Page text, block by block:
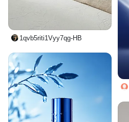
1qvb5riti1Vyy7qg-HB